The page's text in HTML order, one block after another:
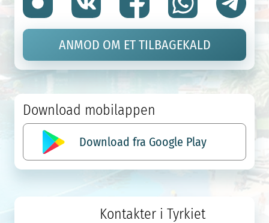
Kontakter i Tyrkiet
Download mobilappen
Download fra Google Play
ANMOD OM ET TILBAGEKALD